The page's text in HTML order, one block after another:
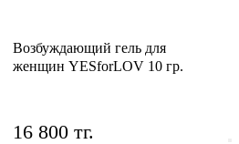
Возбуждающий гель для
женщин YESforLOV 10 гр.
16 800 тг.